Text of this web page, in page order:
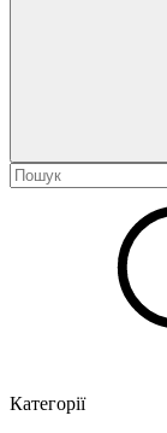
Категорії